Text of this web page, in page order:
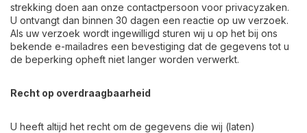
strekking doen aan onze contactpersoon voor privacyzaken.
U ontvangt dan binnen 30 dagen een reactie op uw verzoek.
Als uw verzoek wordt ingewilligd sturen wij u op het bij ons
bekende e-mailadres een bevestiging dat de gegevens tot u
de beperking opheft niet langer worden verwerkt.
Recht op overdraagbaarheid
U heeft altijd het recht om de gegevens die wij (laten)